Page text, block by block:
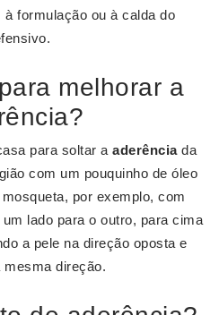
formulação ou à calda do
melhorar a
para soltar a aderênciada
com um pouquinho de óleo
por exemplo, com
lado para o outro, para cima
a pele na direção oposta e
mesma direção.